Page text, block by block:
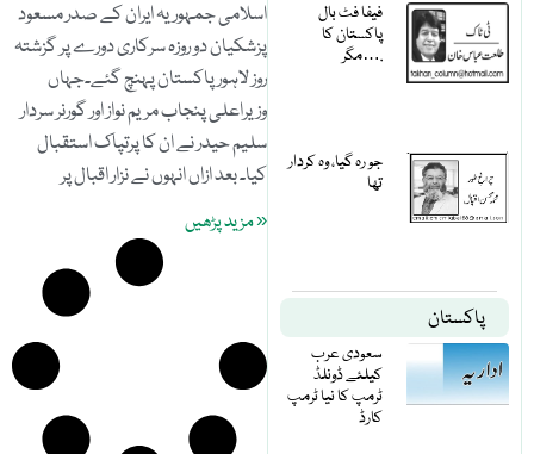
فیفا فٹ بال
پاکستان کا
مگر….
جو رہ گیا، وہ کردار
تھا
پاکستان
سعودی عرب
کیلئے ڈونلڈ
ٹرمپ کا نیا ٹرمپ
کارڈ
اسلامی جمہوریہ ایران کے صدر مسعود
پزشکیان دو روزہ سرکاری دورے پر گزشتہ
روز لاہور پاکستان پہنچ گئے۔جہاں
وزیراعلی پنجاب مریم نواز اور گورنر سردار
سلیم حیدر نے ان کا پرتپاک استقبال
کیا۔ بعد ازاں انہوں نے نزار اقبال پر
« مزید پڑھیں